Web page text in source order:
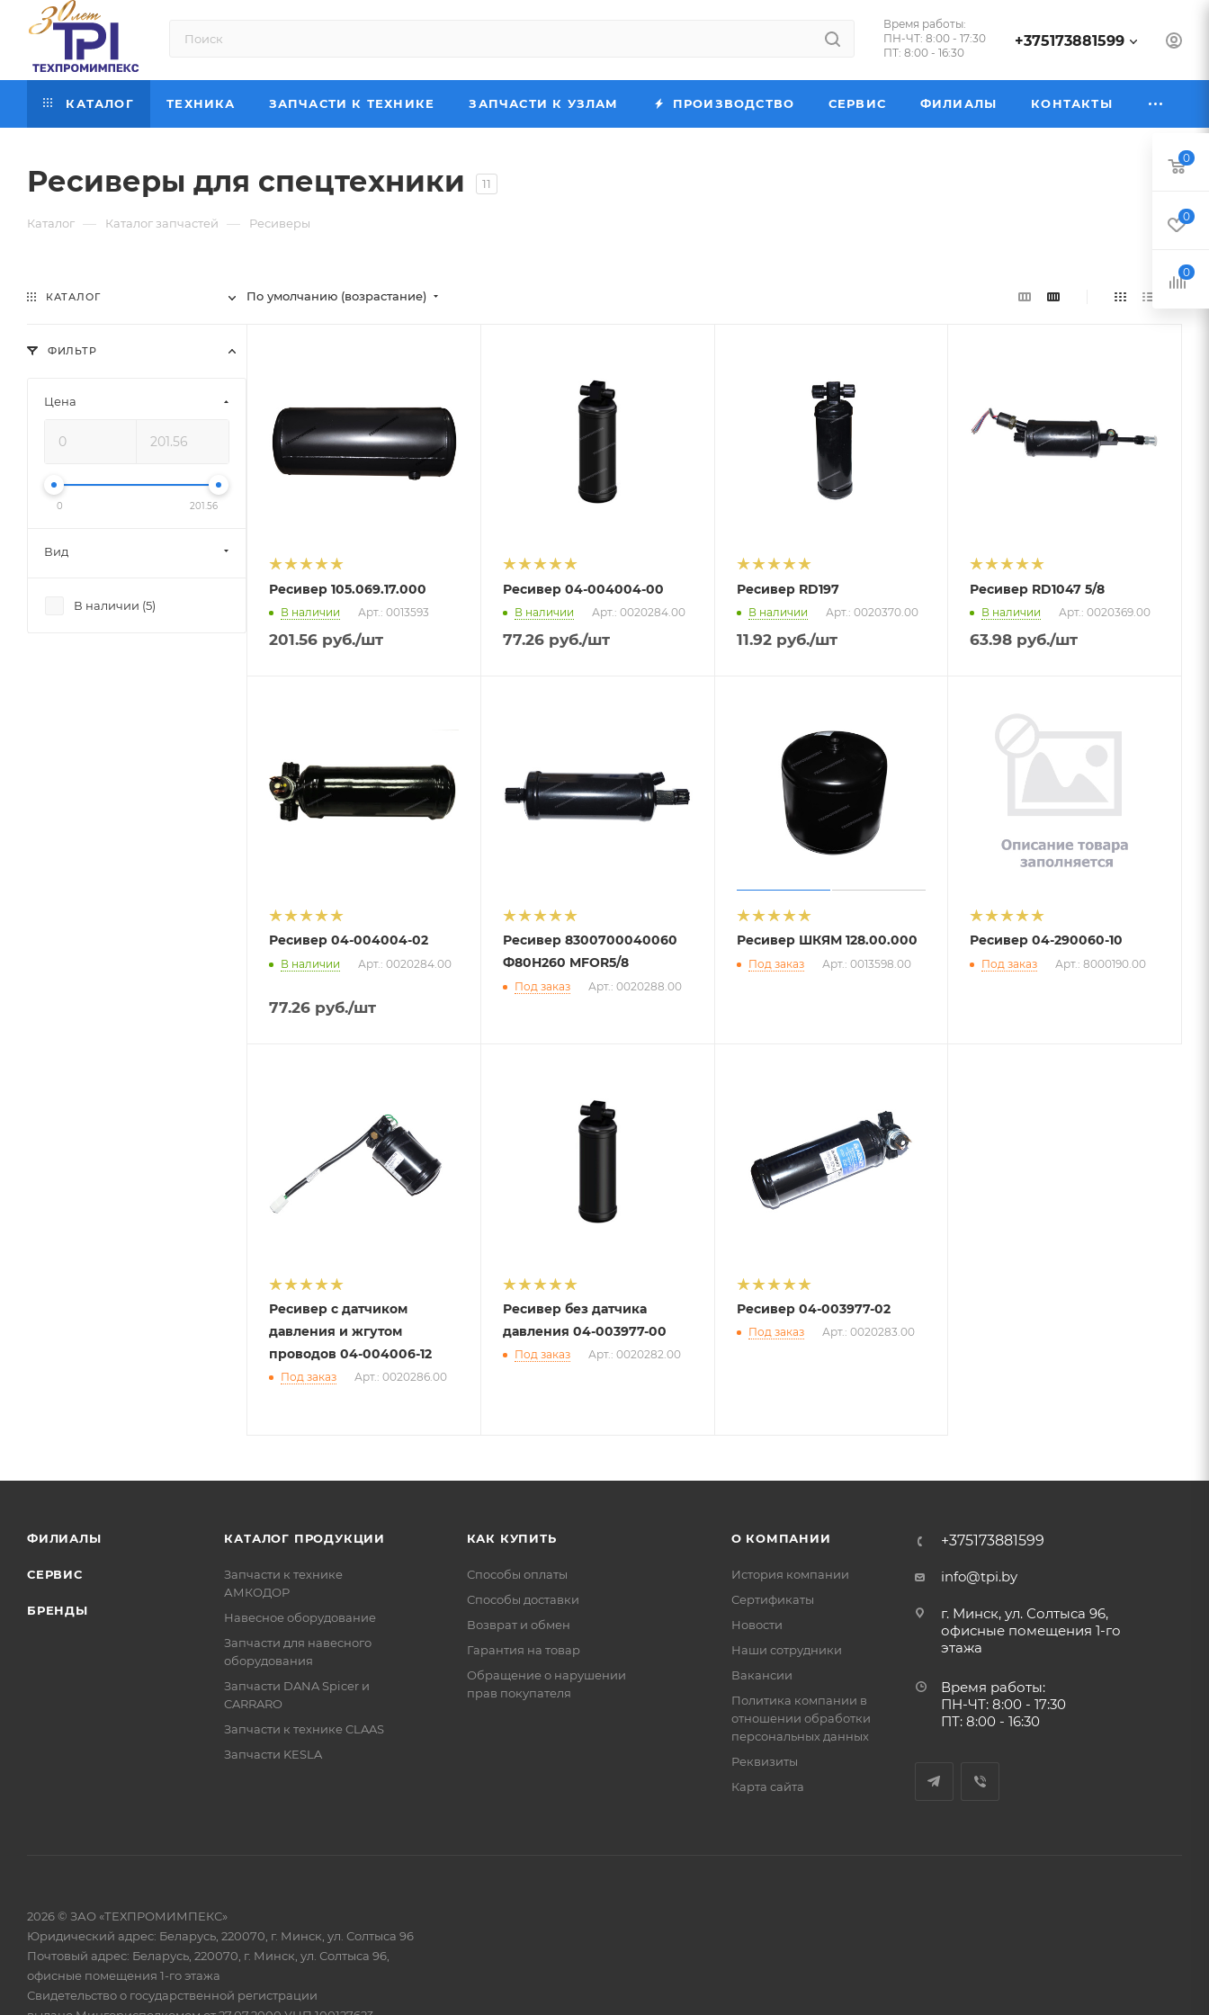
Время работы:
ПН-ЧТ: 8:00 - 17:30
ПТ: 8:00 - 16:30
+375173881599
КАТАЛОГ ТЕХНИКА ЗАПЧАСТИ К ТЕХНИКЕ ЗАПЧАСТИ К УЗЛАМ ПРОИЗВОДСТВО СЕРВИС ФИЛИАЛЫ КОНТАКТЫ
Ресиверы для спецтехники 11
Каталог — Каталог запчастей — Ресиверы
По умолчанию (возрастание)
Ресивер 105.069.17.000
В наличии Арт.: 0013593
201.56 руб./шт
Ресивер 04-004004-00
В наличии Арт.: 0020284.00
77.26руб./шт
Ресивер RD197
В наличии Арт.: 0020370.00
11.92руб./шт
Ресивер RD1047 5/8
В наличии Арт.: 0020369.00
63.98 руб./шт
Ресивер 04-004004-02
В наличии Арт.: 0020284.00
77.26 руб./шт
Ресивер 8300700040060
Ф80Н260 MFOR5/8
Под заказ Арт.: 0020288.00
Ресивер ШКЯМ 128.00.000
Под заказ Арт.: 0013598.00
Ресивер 04-290060-10
Под заказ Арт.: 8000190.00
Ресивер с датчиком
давления и жгутом
проводов 04-004006-12
Под заказ Арт.: 0020286.00
Ресивер без датчика
давления 04-003977-00
Под заказ Арт.: 0020282.00
Ресивер 04-003977-02
Под заказ Арт.: 0020283.00
КАТАЛОГ
ФИЛЬТР
Цена
0 201.56
Вид
В наличии (5)
ФИЛИАЛЫ
СЕРВИС
БРЕНДЫ
КАТАЛОГ ПРОДУКЦИИ
Запчасти к технике
АМКОДОР
Навесное оборудование
Запчасти для навесного
оборудования
Запчасти DANA Spicer и
CARRARO
Запчасти к технике CLAAS
Запчасти KESLA
КАК КУПИТЬ
Способы оплаты
Способы доставки
Возврат и обмен
Гарантия на товар
Обращение о нарушении
прав покупателя
О КОМПАНИИ
История компании
Сертификаты
Новости
Наши сотрудники
Вакансии
Политика компании в
отношении обработки
персональных данных
Реквизиты
Карта сайта
+375173881599
info@tpi.by
г. Минск, ул. Солтыса 96,
офисные помещения 1-го
этажа
Время работы:
ПН-ЧТ: 8:00 - 17:30
ПТ: 8:00 - 16:30
2026 © ЗАО «ТЕХПРОМИМПЕКС»
Юридический адрес: Беларусь, 220070, г. Минск, ул. Солтыса 96
Почтовый адрес: Беларусь, 220070, г. Минск, ул. Солтыса 96,
офисные помещения 1-го этажа
Свидетельство о государственной регистрации
0
0
0